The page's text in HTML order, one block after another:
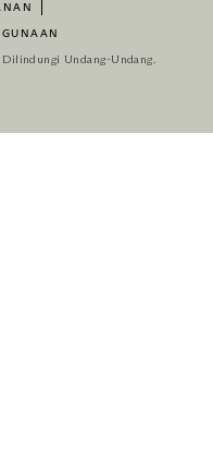
Undang-Undang.